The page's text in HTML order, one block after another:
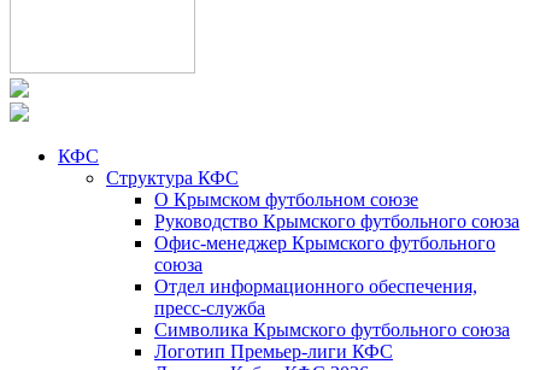
КФС
Структура КФС
О Крымском футбольном союзе
Руководство Крымского футбольного союза
Офис-менеджер Крымского футбольного
союза
Отдел информационного обеспечения,
пресс-служба
Символика Крымского футбольного союза
Логотип Премьер-лиги КФС